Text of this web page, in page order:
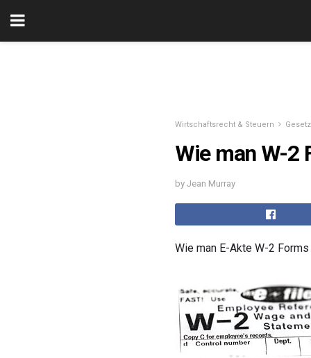
Wirtschaftsrecht & Steuern
Wie man W-2
by Jean Murray
Wie man E-Akte W-2